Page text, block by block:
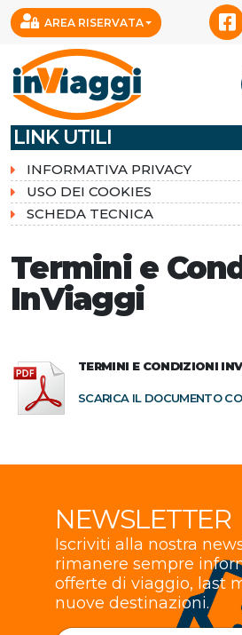
AREA RISERVATA
LINK UTILI
INFORMATIVA PRIVACY
USO DEI COOKIES
SCHEDA TECNICA
Termini e
InViaggi
TERMINI E CONDIZIONI
SCARICA IL DOCUMENTO
NEWSLETTER
Iscriviti alla nostra
rimanere sempre
offerte di viaggio, last
nuove destinazioni.